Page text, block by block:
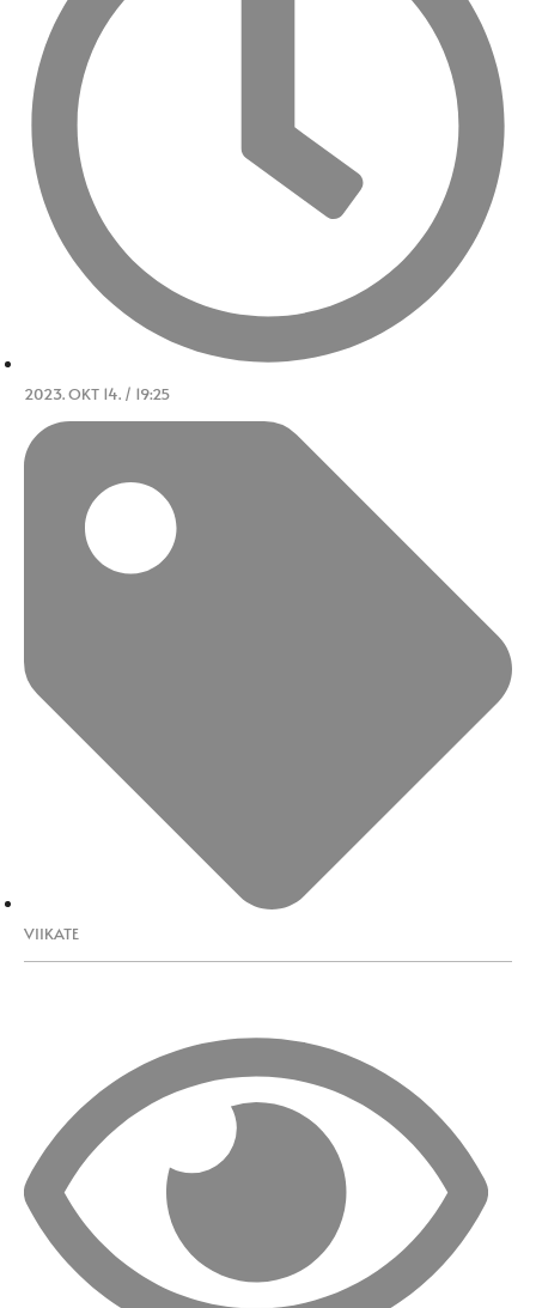
2023. OKT 14. / 19:25
VIIKATE